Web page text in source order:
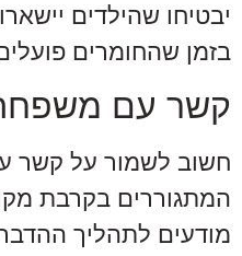
יבטיחו שהילדים
בזמן שהחומרים
קשר עם
חשוב לשמור על קשר
המתגוררים בקרבת
מודעים לתהליך